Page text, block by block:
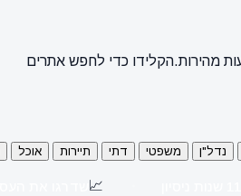
מהירות.הקלידו כדי לחפש אתרים
נדל"ן משפטי דתי תיירות אוכל
📈